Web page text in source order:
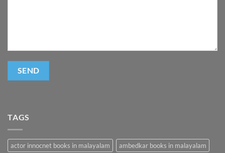
TAGS
actor innocnet books in malayalam
ambedkar books in malayalam